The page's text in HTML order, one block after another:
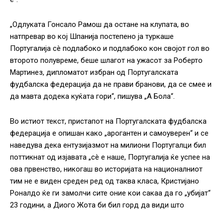
„Одлуката Гонсало Рамош да остане на клупата, во
натпревар во кој Шпанија постепено ја туркаше
Португалија сè подлабоко и подлабоко кон својот гол во
второто полувреме, беше шлагот на ужасот за Роберто
Мартинез, дипломатот избран од Португалската
фудбалска федерација да не прави бранови, да се смее и
да мавта додека куќата гори“, пишува „А Бола“.
Во истиот текст, пристапот на Португалската фудбалска
федерација е опишан како „арогантен и самоуверен“ и се
наведува дека ентузијазмот на милиони Португалци бил
поттикнат од изјавата „сè е наше, Португалија ќе успее на
ова првенство, никогаш во историјата на националниот
тим не е виден среден ред од таква класа, Кристијано
Роналдо ќе ги замолчи сите оние кои сакаа да го „убијат“
23 години, а Диого Жота би бил горд да види што